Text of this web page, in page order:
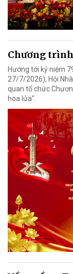
Chương
Hướng tới kỷ niệm
27/7/2026), Hội
quan tổ chức
hoa lửa".